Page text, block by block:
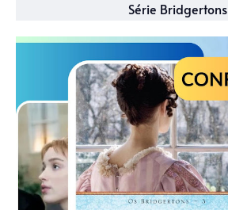
Série Bridgertons